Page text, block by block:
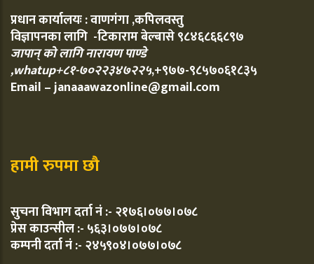
प्रधान कार्यालयः : वाणगंगा ,कपिलवस्तु
विज्ञापनका लागि -टिकाराम बेल्बासे ९८४६८६६८९७
जापान् को लागि नारायण पाण्डे
,whatup+८१-७०२२३४७२२५,+९७७-९८५७०६१८३५
Email – janaaawazonline@gmail.com
हामी रुपमा छौ
सुचना विभाग दर्ता नं :- २१७६।०७७।०७८
प्रेस काउन्सील :- ५६३।०७७।०७८
कम्पनी दर्ता नं :- २४५९०४।०७७।०७८